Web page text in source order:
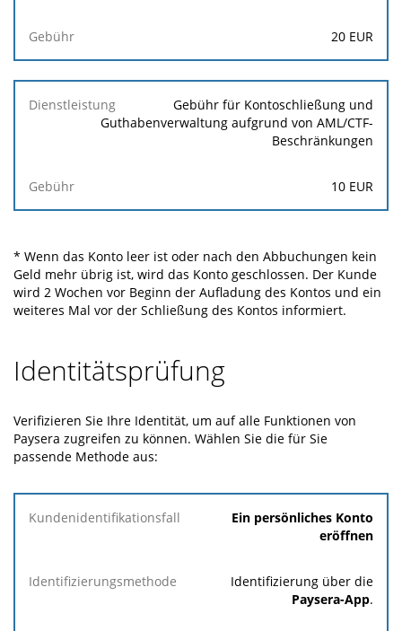
20 EUR
Gebühr für Kontoschließung und
Guthabenverwaltung aufgrund von AML/CTF-
Beschränkungen
10 EUR
* Wenn das Konto leer ist oder nach den Abbuchungen kein
Geld mehr übrig ist, wird das Konto geschlossen. Der Kunde
wird 2 Wochen vor Beginn der Aufladung des Kontos und ein
weiteres Mal vor der Schließung des Kontos informiert.
Identitätsprüfung
Verifizieren Sie Ihre Identität, um auf alle Funktionen von
Paysera zugreifen zu können. Wählen Sie die für Sie
passende Methode aus:
Kundenidentifikationsfall
Informationen
Ein persönliches Konto
eröffnen
Identifizierung über die
Paysera-App.